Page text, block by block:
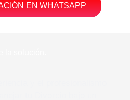
EN WHATSAPP